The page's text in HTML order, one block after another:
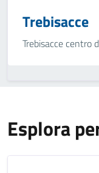
Trebisacce
Trebisacce centro
Esplora